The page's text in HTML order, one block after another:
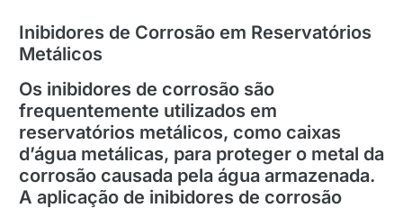
Inibidores de Corrosão em Reservatórios
Metálicos
Os inibidores de corrosão são
frequentemente utilizados em
reservatórios metálicos, como caixas
d’água metálicas, para proteger o metal da
corrosão causada pela água armazenada.
A aplicação de inibidores de corrosão